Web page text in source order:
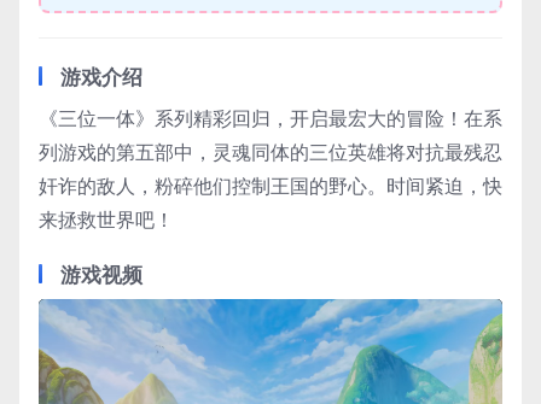
游戏介绍
《三位一体》系列精彩回归，开启最宏大的冒险！在系
列游戏的第五部中，灵魂同体的三位英雄将对抗最残忍
奸诈的敌人，粉碎他们控制王国的野心。时间紧迫，快
来拯救世界吧！
游戏视频